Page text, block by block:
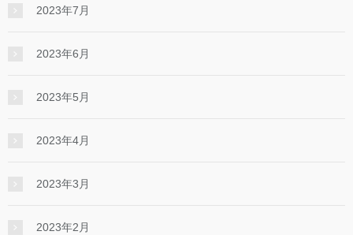
2023年7月
2023年6月
2023年5月
2023年4月
2023年3月
2023年2月